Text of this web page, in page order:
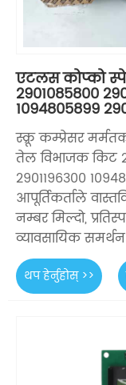
एटलस कोप्को
2901085800
1094805899
स्क्रू कम्प्रेसर
तेल विभाजक किट
2901196300
आपूर्तिकर्ताले
नम्बर मिल्दो,
व्यावसायिक समर्थन
थप हेर्नुहोस् >>